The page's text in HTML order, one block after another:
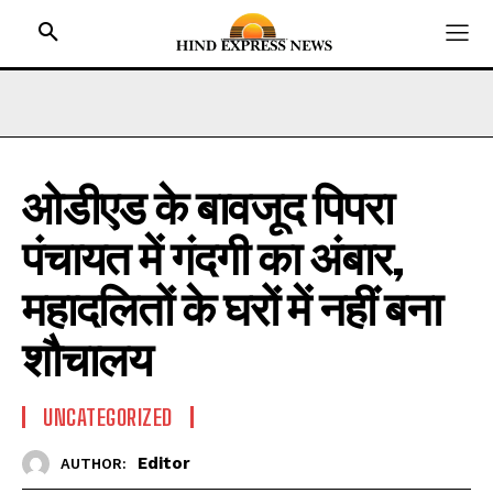
HOME
BIHAR
JHARKHAND
UTTAR PRADESH
MADHYA PRADESH
NATIONAL NEWS
CRIME NEWS
ओडीएड के बावजूद पिपरा
पंचायत में गंदगी का अंबार,
महादलितों के घरों में नहीं बना
शौचालय
UNCATEGORIZED
AUTHOR: Editor